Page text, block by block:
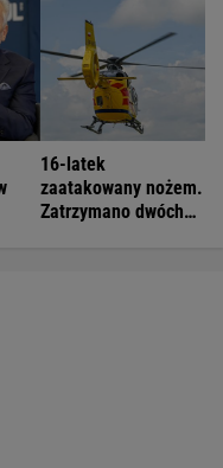
16-latek
zaatakowany nożem.
Zatrzymano dwóch